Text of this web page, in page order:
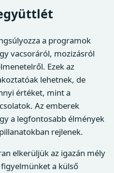
a programok
vacsoráról, mozizásról
Ezek az
lehetnek, de
értéket, mint a
Az emberek
a legfontosabb élmények
rejlenek.
elkerüljük az igazán mély
a külső